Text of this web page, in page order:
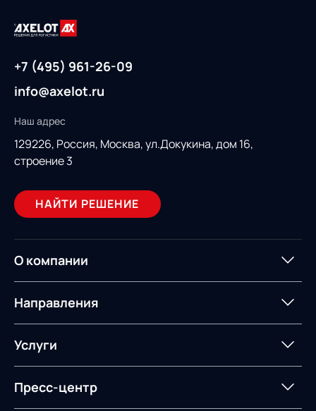
+7 (495) 961-26-09
info@axelot.ru
Наш адрес
129226, Россия, Москва, ул.Докукина, дом 16,
строение 3
НАЙТИ РЕШЕНИЕ
О компании
О компании
ИТ-аккредитация
Импортозамещение
Направления
Управление цепями
поставок
Управление складами
Услуги
Логистический
консалтинг
Пресс-центр